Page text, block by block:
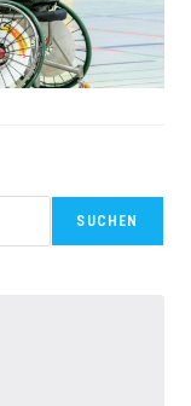
SUCHEN